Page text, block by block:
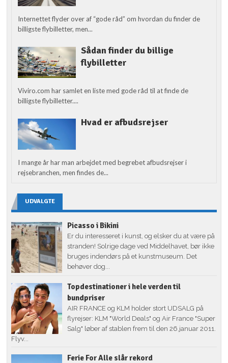
Internettet flyder over af “gode råd” om hvordan du finder de
billigste flybilletter, men...
Sådan finder du billige
flybilletter
Viviro.com har samlet en liste med gode råd til at finde de
billigste flybilletter....
Hvad er afbudsrejser
I mange år har man arbejdet med begrebet afbudsrejser i
rejsebranchen, men findes de...
UDVALGTE
Picasso i Bikini
Er du interesseret i kunst, og elsker du at være på
stranden! Solrige dage ved Middelhavet, bør ikke
bruges indendørs på et kunstmuseum. Det
behøver dog...
Topdestinationer i hele verden til
bundpriser
AIR FRANCE og KLM holder stort UDSALG på
flyrejser: KLM "World Deals" og Air France "Super
Salg" løber af stablen frem til den 26.januar 2011.
Flyv...
Ferie For Alle slår rekord